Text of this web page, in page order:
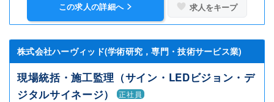
この求人の詳細へ 求人をキープ
株式会社ハーヴィッド(学術研究，専門・技術サービス業)
現場統括・施工監理（サイン・LEDビジョン・デ
ジタルサイネージ）
正社員